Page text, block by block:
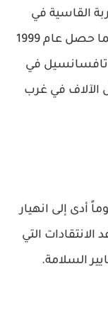
القاسية في
بعض المناطق من انهيار المباني، مثلما حصل عام 1999
في
إلى مقتل الآلاف في غرب
إلى أن الزلزال الذي وقع قبل 11 يوماً أدى إلى انهيار
التي
السلامة.